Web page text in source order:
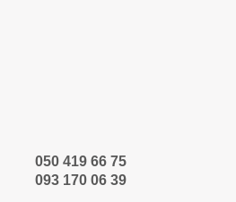
050 419 66 75
093 170 06 39